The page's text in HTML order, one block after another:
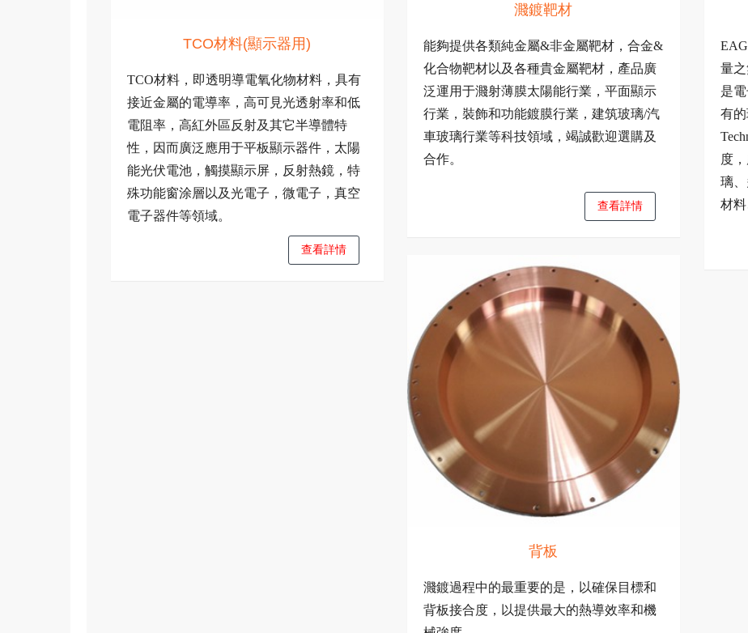
TCO材料(顯示器用)
TCO材料，即透明導電氧化物材料，具有
接近金屬的電導率，高可見光透射率和低
電阻率，高紅外區反射及其它半導體特
性，因而廣泛應用于平板顯示器件，太陽
能光伏電池，觸摸顯示屏，反射熱鏡，特
殊功能窗涂層以及光電子，微電子，真空
電子器件等領域。
查看詳情
濺鍍靶材
能夠提供各類純金屬&非金屬靶材，合金&
化合物靶材以及各種貴金屬靶材，產品廣
泛運用于濺射薄膜太陽能行業，平面顯示
行業，裝飾和功能鍍膜行業，建筑玻璃/汽
車玻璃行業等科技領域，竭誠歡迎選購及
合作。
查看詳情
量
是
有
度
璃
材料
背板
濺鍍過程中的最重要的是，以確保目標和
背板接合度，以提供最大的熱導效率和機